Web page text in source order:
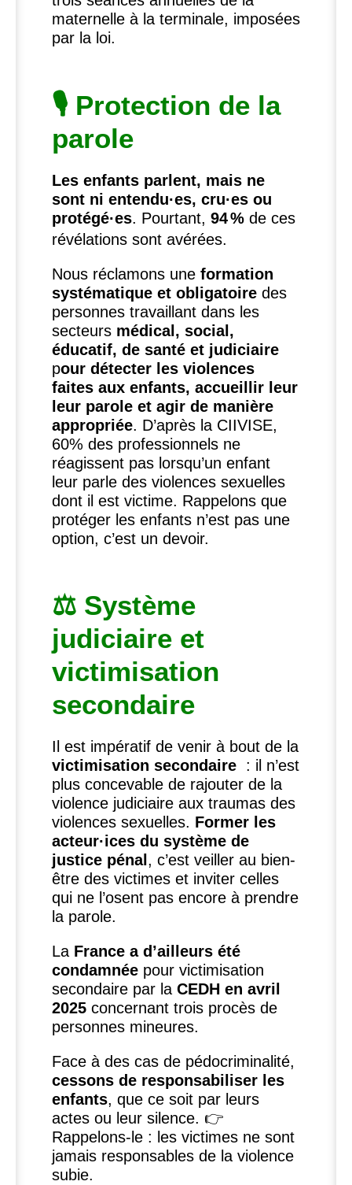
maternelle à la terminale, imposées
par la loi.
🎙 Protection de la
parole
Les enfants parlent, mais ne
sont ni entendu·es, cru·es ou
protégé·es. Pourtant, 94%de ces
révélations sont avérées.
Nous réclamons une formation
systématique et obligatoiredes
personnes travaillant dans les
secteurs médical, social,
éducatif, de santé et judiciaire
pour détecter les violences
faites aux enfants, accueillir leur
leur parole et agir de manière
appropriée. D’après la CIIVISE,
60% des professionnels ne
réagissent pas lorsqu’un enfant
leur parle des violences sexuelles
dont il est victime. Rappelons que
protéger les enfants n’est pas une
option, c’est un devoir.
⚖️ Système
judiciaire et
victimisation
secondaire
Il est impératif de venir à bout de la
victimisation secondaire : il n’est
plus concevable de rajouter de la
violence judiciaire aux traumas des
violences sexuelles. Former les
acteur·ices du système de
justice pénal , c’est veiller au bien-
être des victimes et inviter celles
qui ne l’osent pas encore à prendre
la parole.
La France a d’ailleurs été
condamnéepour victimisation
secondaire par la CEDHen avril
2025concernant trois procès de
personnes mineures.
Face à des cas de pédocriminalité,
cessons de responsabiliser les
enfants, que ce soit par leurs
actes ou leur silence. 👉
Rappelons-le : les victimes ne sont
jamais responsables de la violence
subie.